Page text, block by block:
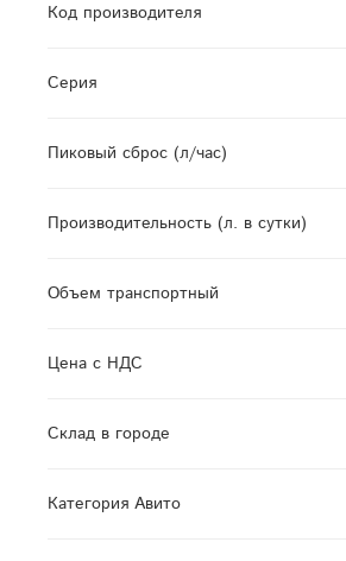
Код производителя
Серия
Пиковый сброс (л/час)
Производительность (л. в сутки)
Объем транспортный
Цена с НДС
Склад в городе
Категория Авито